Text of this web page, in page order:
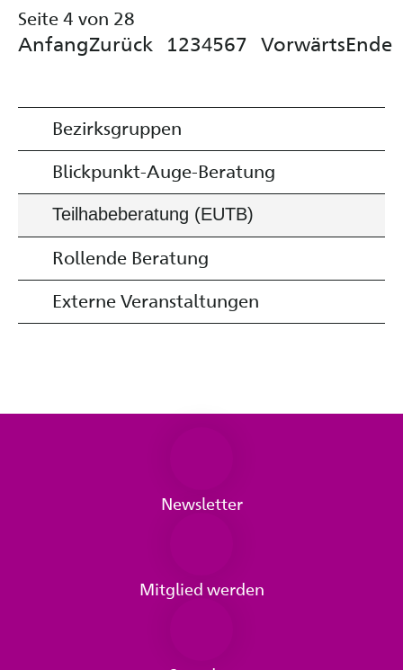
Seite 4 von 28
AnfangZurück 1234567 VorwärtsEnde
Bezirksgruppen
Blickpunkt-Auge-Beratung
Teilhabeberatung (EUTB)
Rollende Beratung
Externe Veranstaltungen
Newsletter
Mitglied werden